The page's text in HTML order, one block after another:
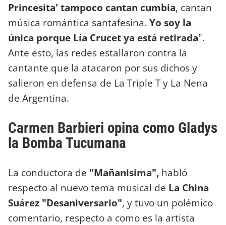
Princesita' tampoco cantan cumbia, cantan
música romántica santafesina. Yo soy la
única porque Lía Crucet ya está retirada".
Ante esto, las redes estallaron contra la
cantante que la atacaron por sus dichos y
salieron en defensa de La Triple T y La Nena
de Argentina.
Carmen Barbieri opina como Gladys
la Bomba Tucumana
La conductora de "Mañanisima", habló
respecto al nuevo tema musical de La China
Suárez "Desaniversario", y tuvo un polémico
comentario, respecto a como es la artista